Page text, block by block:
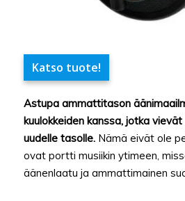
Katso tuote!
Astupa ammattitason
kuulokkeiden kanssa, jotka
uudelle tasolle. Nämä eivät ole
ovat portti musiikin ytimeen,
äänenlaatu ja ammattimainen